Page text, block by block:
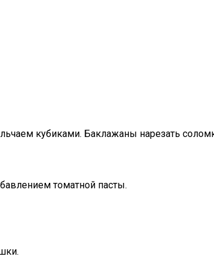
кубиками. Баклажаны нарезать
томатной пасты.